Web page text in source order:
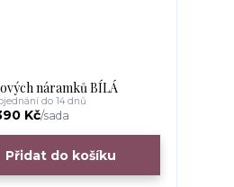
náramků BÍLÁ
Kč/sada
do 14 dnů
Přidat do košíku